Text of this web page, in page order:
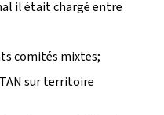
il était chargé entre
comités mixtes;
sur territoire